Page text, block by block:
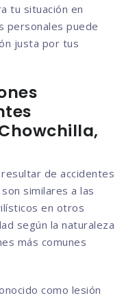
tu situación en
personales puede
justa por tus
de accidentes
similares a las
en otros
según la naturaleza
más comunes
como lesión